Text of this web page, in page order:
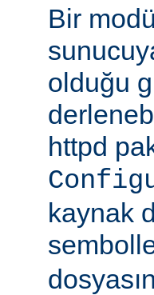
Bir
olduğu
httpd
kaynak